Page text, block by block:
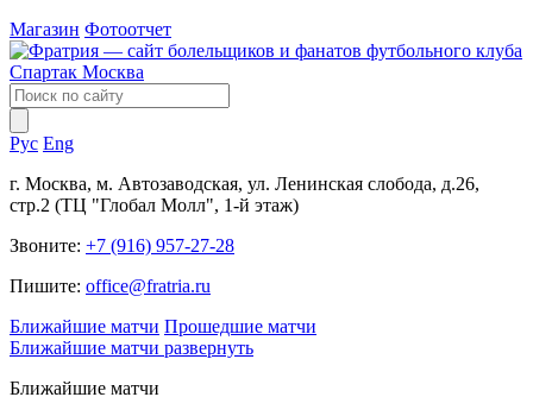
Магазин Фотоотчет
Рус Eng
г. Москва, м. Автозаводская, ул. Ленинская слобода, д.26,
стр.2 (ТЦ "Глобал Молл", 1-й этаж)
Звоните: +7 (916) 957-27-28
Пишите: office@fratria.ru
Ближайшие матчи Прошедшие матчи
Ближайшие матчи развернуть
Ближайшие матчи